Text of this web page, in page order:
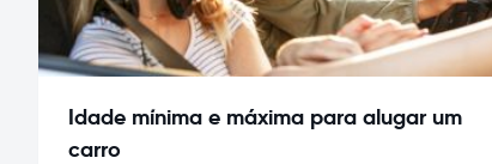
Idade mínima e máxima para alugar um
carro